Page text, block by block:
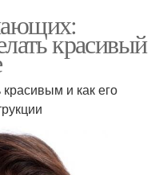
красивый
и как его